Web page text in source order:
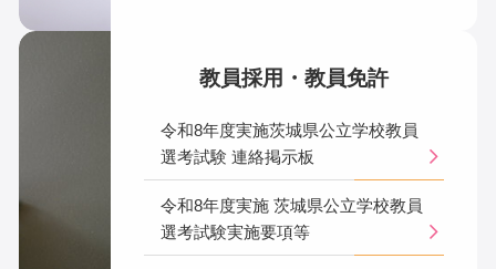
教員採用・教員免許
令和8年度実施茨城県公立学校教員
選考試験 連絡掲示板
令和8年度実施 茨城県公立学校教員
選考試験実施要項等